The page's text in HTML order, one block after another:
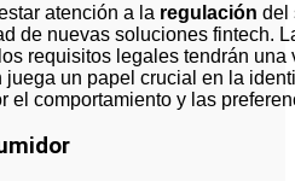
atención a la regulación del
de nuevas soluciones fintech.
requisitos legales tendrán
un papel crucial en la
el comportamiento y las